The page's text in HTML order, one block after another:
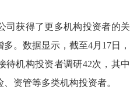
获得了更多机构投资者的关
。数据显示，截至4月17日，
待机构投资者调研42次，其中
资管等多类机构投资者。